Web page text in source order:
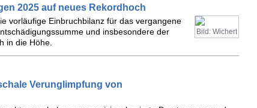
2025 auf neues Rekordhoch
Bild: Wichert
vorläufige Einbruchbilanz für das vergangene
und insbesondere der
in die Höhe.
Verunglimpfung von